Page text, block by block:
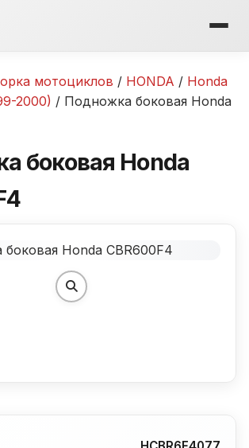
мотоциклов / HONDA / Honda
2000) / Подножка боковая Honda
боковая Honda